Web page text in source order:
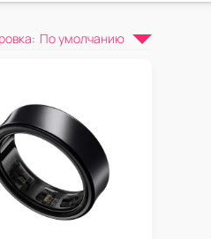
: По умолчанию